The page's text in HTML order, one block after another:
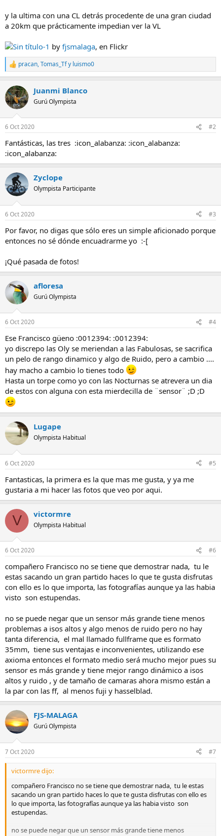
y la ultima con una CL detrás procedente de una gran ciudad
a 20km que prácticamente impedian ver la VL
Sin título-1 by fjsmalaga, en Flickr
R
e
c
c
i
e
:
pracan,Tomas_Tfy luismo0
Juanmi Blanco
Gurú Olympista
6 Oct 2020 #2
Fantásticas, las tres :icon_alabanza: :icon_alabanza:
:icon_alabanza:
Zyclope
Olympista Participante
6 Oct 2020 #3
Por favor, no digas que sólo eres un simple aficionado porque
entonces no sé dónde encuadrarme yo :-[
¡Qué pasada de fotos!
afloresa
Gurú Olympista
6 Oct 2020 #4
Ese Francisco güeno :0012394: :0012394:
yo discrepo las Oly se meriendan a las Fabulosas, se sacrifica
un pelo de rango dinamico y algo de Ruido, pero a cambio ....
hay macho a cambio lo tienes todo
Hasta un torpe como yo con las Nocturnas se atrevera un dia
de estos con alguna con esta mierdecilla de ¨sensor¨ ;D ;D
Lugape
Olympista Habitual
6 Oct 2020 #5
Fantasticas, la primera es la que mas me gusta, y ya me
gustaria a mi hacer las fotos que veo por aqui.
V victormre
Olympista Habitual
6 Oct 2020 #6
compañero Francisco no se tiene que demostrar nada, tu le
estas sacando un gran partido haces lo que te gusta disfrutas
con ello es lo que importa, las fotografías aunque ya las habia
visto son estupendas.
no se puede negar que un sensor más grande tiene menos
problemas a isos altos y algo menos de ruido pero no hay
tanta diferencia, el mal llamado fullframe que es formato
35mm, tiene sus ventajas e inconvenientes, utilizando ese
axioma entonces el formato medio será mucho mejor pues su
sensor es más grande y tiene mejor rango dinámico a isos
altos y ruido , y de tamaño de camaras ahora mismo están a
la par con las ff, al menos fuji y hasselblad.
FJS-MALAGA
Gurú Olympista
7 Oct 2020 #7
victormre dijo:
compañero Francisco no se tiene que demostrar nada, tu le estas
sacando un gran partido haces lo que te gusta disfrutas con ello es
lo que importa, las fotografías aunque ya las habia visto son
estupendas.
no se puede negar que un sensor más grande tiene menos